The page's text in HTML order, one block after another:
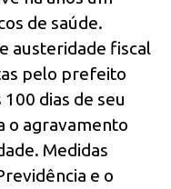
de saúde.
austeridade fiscal
pelo prefeito
dias de seu
o agravamento
Medidas
e o